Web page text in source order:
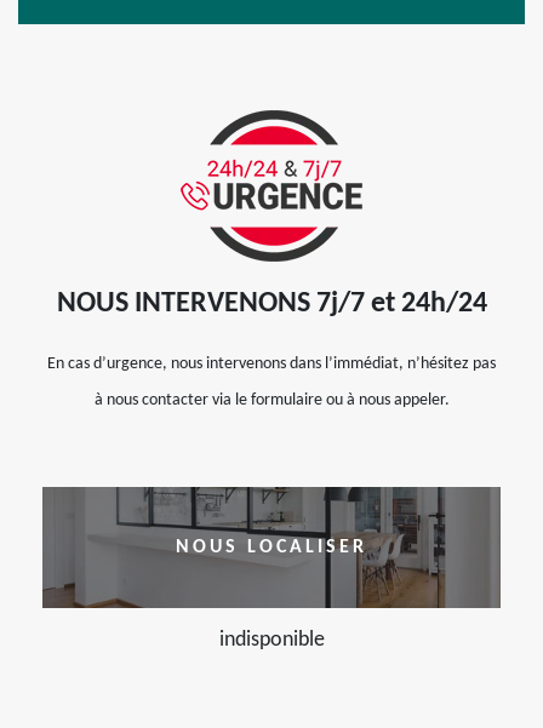
NOUS INTERVENONS 7j/7 et 24h/24
En cas d’urgence, nous intervenons dans l’immédiat, n’hésitez pas
à nous contacter via le formulaire ou à nous appeler.
NOUS LOCALISER
indisponible